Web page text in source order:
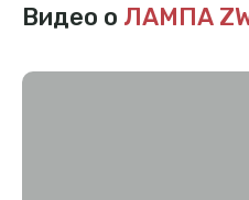
Видео о ЛАМПА